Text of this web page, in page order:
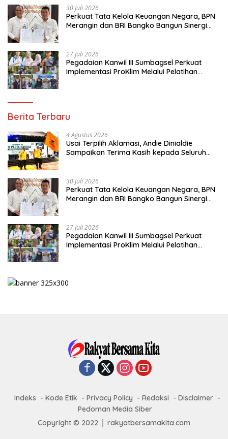
30 Juli 2026
Perkuat Tata Kelola Keuangan Negara, BPN
Merangin dan BRI Bangko Bangun Sinergi
27 Juli 2026
Pegadaian Kanwil III Sumbagsel Perkuat
Implementasi ProKlim Melalui Pelatihan
Berita Terbaru
4 Agustus 2026
Usai Terpilih Aklamasi, Andie Dinialdie
Sampaikan Terima Kasih kepada Seluruh
30 Juli 2026
Perkuat Tata Kelola Keuangan Negara, BPN
Merangin dan BRI Bangko Bangun Sinergi
27 Juli 2026
Pegadaian Kanwil III Sumbagsel Perkuat
Implementasi ProKlim Melalui Pelatihan
Indeks Kode Etik Privacy Policy Redaksi
Disclaimer
Pedoman Media Siber
Copyright © 2022 │ rakyatbersamakita.com